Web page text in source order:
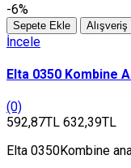
-6%
Sepete Ekle
İncele
Elta 0350 Kombine
(0)
592,87TL 632,39TL
Elta 0350Kombine